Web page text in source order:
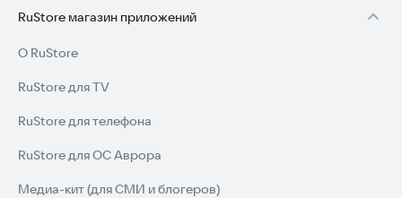
RuStore магазин приложений
О RuStore
RuStore для TV
RuStore для телефона
RuStore для ОС Аврора
Медиа-кит (для СМИ и блогеров)